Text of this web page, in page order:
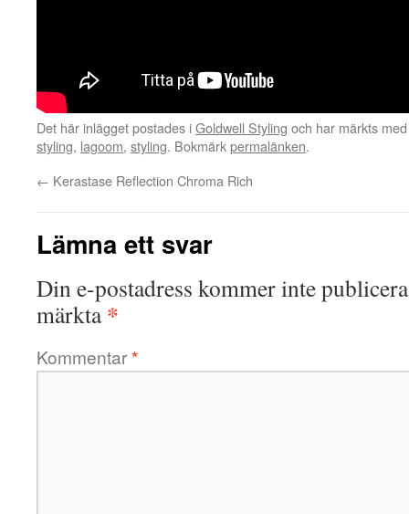
Det här inlägget postades iGoldwell Styling och har märkts
styling, lagoom, styling. Bokmärkpermalänken.
← Kerastase Reflection Chroma Rich
Lämna ett svar
Din e-postadress kommer inte
märkta*
Kommentar*